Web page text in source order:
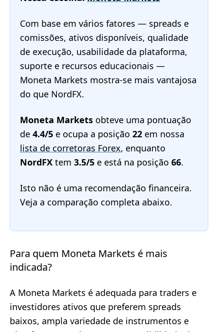
Com base em vários fatores — spreads e
comissões, ativos disponíveis, qualidade
de execução, usabilidade da plataforma,
suporte e recursos educacionais —
Moneta Markets mostra-se mais vantajosa
do que NordFX.
Moneta Markets obteve uma pontuação
de 4.4/5 e ocupa a posição 22 em nossa
lista de corretoras Forex, enquanto
NordFX tem 3.5/5 e está na posição 66.
Isto não é uma recomendação financeira.
Veja a comparação completa abaixo.
Para quem Moneta Markets é mais
indicada?
A Moneta Markets é adequada para traders e
investidores ativos que preferem spreads
baixos, ampla variedade de instrumentos e